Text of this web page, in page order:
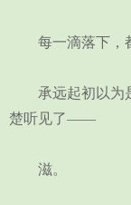
每一滴落下，都
承远起初以为是
楚听见了——
滋。